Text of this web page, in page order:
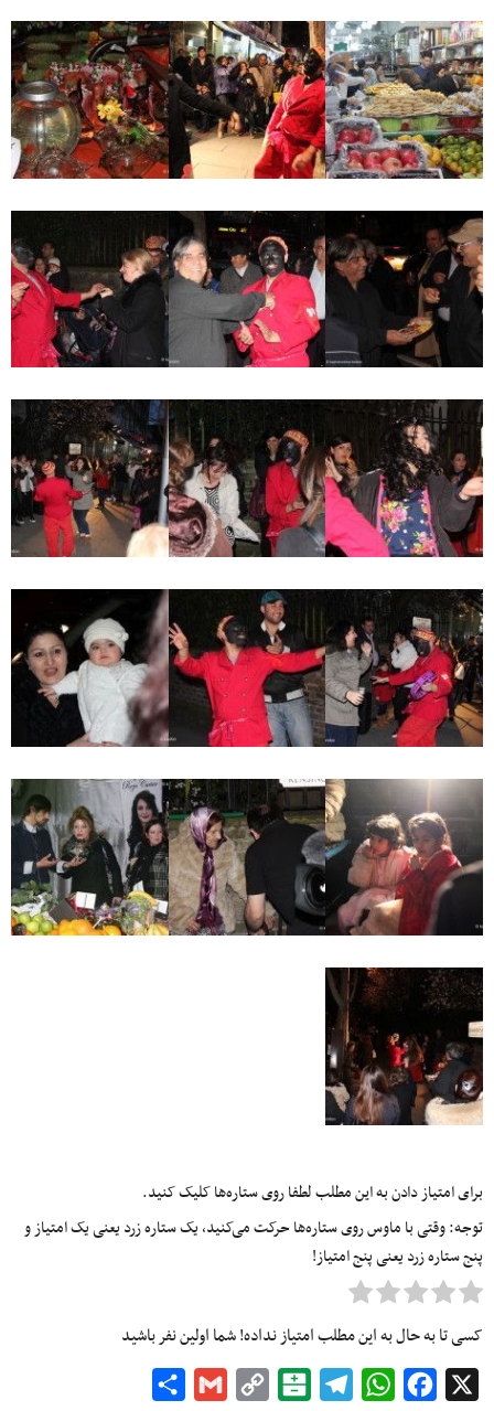
برای امتیاز دادن به این مطلب لطفا روی ستاره‌ها کلیک کنید.
توجه: وقتی با ماوس روی ستاره‌ها حرکت می‌کنید، یک ستاره زرد یعنی یک امتیاز و
پنج ستاره زرد یعنی پنج امتیاز!
کسی تا به حال به این مطلب امتیاز نداده! شما اولین نفر باشید
Facebook
WhatsApp
Telegram
Balatarin
Copy
Gmail